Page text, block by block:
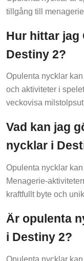
tillgång till
Hur hittar jag
Destiny 2?
Opulenta nycklar
och aktiviteter i
veckovisa
Vad kan jag
nycklar i
Opulenta nycklar
Menagerie-
kraftfullt byte och
Är opulenta
i Destiny 2?
Opulenta nycklar